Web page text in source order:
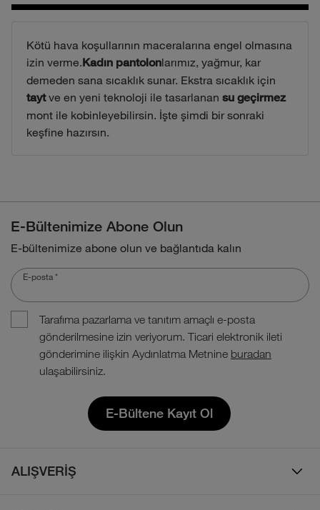
Kötü hava koşullarının maceralarına engel olmasına
izin verme.Kadın pantolonlarımız, yağmur, kar
demeden sana sıcaklık sunar. Ekstra sıcaklık için
taytve en yeni teknoloji ile tasarlanan su geçirmez
mont ile kobinleyebilirsin. İşte şimdi bir sonraki
keşfine hazırsın.
E-Bültenimize Abone Olun
E-bültenimize abone olun ve bağlantıda kalın
E-posta *
Tarafıma pazarlama ve tanıtım amaçlı e-posta
gönderilmesine izin veriyorum. Ticari elektronik ileti
gönderimine ilişkin Aydınlatma Metnine buradan
ulaşabilirsiniz.
E-Bültene Kayıt Ol
ALIŞVERİŞ